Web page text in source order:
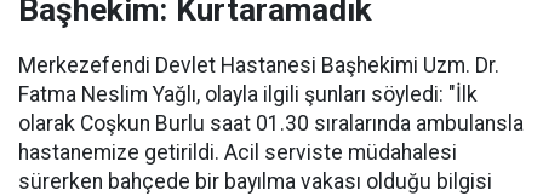
Başhekim: Kurtaramadık
Merkezefendi Devlet Hastanesi Başhekimi Uzm. Dr.
Fatma Neslim Yağlı, olayla ilgili şunları söyledi: "İlk
olarak Coşkun Burlu saat 01.30 sıralarında ambulansla
hastanemize getirildi. Acil serviste müdahalesi
sürerken bahçede bir bayılma vakası olduğu bilgisi